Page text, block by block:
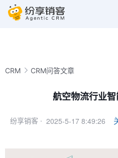
CRM CRM问答文章
航空物流行业
纷享销客 · 2025-5-17 8:49:26